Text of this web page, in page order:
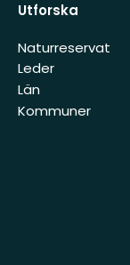
Utforska
Naturreservat
Leder
Län
Kommuner